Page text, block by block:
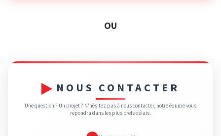
OU
NOUS CONTACTER
Une question ? Un projet ? N'hésitez pas à nous contacter, notre équipe vous
répondra dans les plus brefs délais.